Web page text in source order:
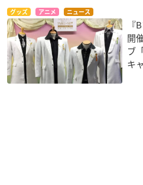
グッズ アニメ ニュース
開
ブ
キ